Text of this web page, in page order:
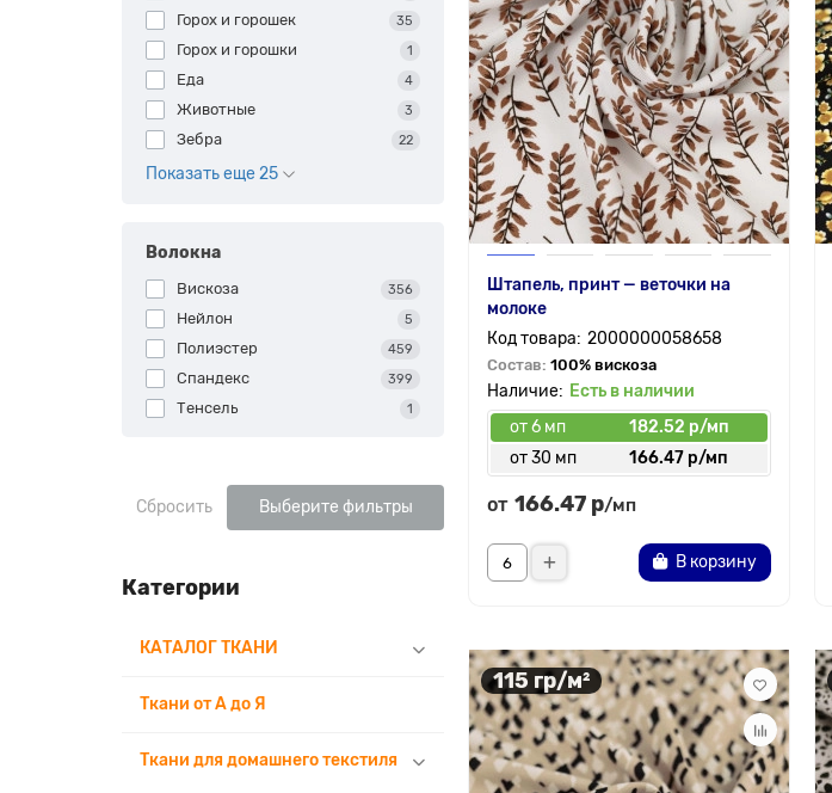
Горох и горошек 35
Горох и горошки 1
Еда 4
Животные 3
Зебра 22
Показать еще 25
Волокна
Вискоза 356
Нейлон 5
Полиэстер 459
Спандекс 399
Тенсель 1
Сбросить Выберите фильтры
Категории
КАТАЛОГ ТКАНИ
Ткани от А до Я
Ткани для домашнего текстиля
Штапель, принт — веточки на
молоке
2000000058658
Состав: 100% вискоза
Есть в наличии
от 6 мп
182.52 р/мп
от 30 мп
166.47 р/мп
от 166.47 р/мп
В корзину
115 гр/м²